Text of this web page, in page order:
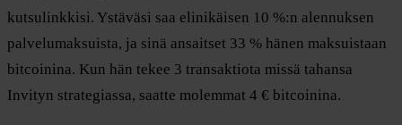
kutsulinkkisi. Ystäväsi saa elinikäisen 10 %:n alennuksen
palvelumaksuista, ja sinä ansaitset 33 % hänen maksuistaan
bitcoinina. Kun hän tekee 3 transaktiota missä tahansa
Invityn strategiassa, saatte molemmat 4 € bitcoinina.